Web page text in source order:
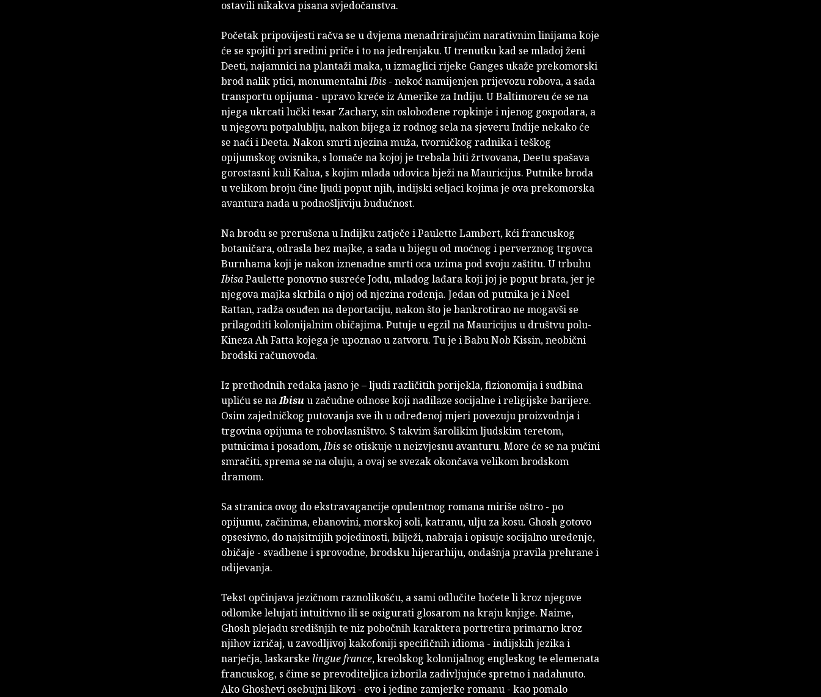
ostavili nikakva pisana svjedočanstva.
Početak pripovijesti račva se u dvjema menadrirajućim narativnim linijama koje
će se spojiti pri sredini priče i to na jedrenjaku. U trenutku kad se mladoj ženi
Deeti, najamnici na plantaži maka, u izmaglici rijeke Ganges ukaže prekomorski
brod nalik ptici, monumentalniIbis - nekoć namijenjen prijevozu robova, a sada
transportu opijuma - upravo kreće iz Amerike za Indiju. U Baltimoreu će se na
njega ukrcati lučki tesar Zachary, sin oslobođene ropkinje i njenog gospodara, a
u njegovu potpalublju, nakon bijega iz rodnog sela na sjeveru Indije nekako će
se naći i Deeta. Nakon smrti njezina muža, tvorničkog radnika i teškog
opijumskog ovisnika, s lomače na kojoj je trebala biti žrtvovana, Deetu spašava
gorostasni kuli Kalua, s kojim mlada udovica bježi na Mauricijus. Putnike broda
u velikom broju čine ljudi poput njih, indijski seljaci kojima je ova prekomorska
avantura nada u podnošljiviju budućnost.
Na brodu se prerušena u Indijku zatječe i Paulette Lambert, kći francuskog
botaničara, odrasla bez majke, a sada u bijegu od moćnog i perverznog trgovca
Burnhama koji je nakon iznenadne smrti oca uzima pod svoju zaštitu. U trbuhu
IbisaPaulette ponovno susreće Jodu, mladog lađara koji joj je poput brata, jer je
njegova majka skrbila o njoj od njezina rođenja. Jedan od putnika je i Neel
Rattan, radža osuđen na deportaciju, nakon što je bankrotirao ne mogavši se
prilagoditi kolonijalnim običajima. Putuje u egzil na Mauricijus u društvu polu-
Kineza Ah Fatta kojega je upoznao u zatvoru. Tu je i Babu Nob Kissin, neobični
brodski računovođa.
Iz prethodnih redaka jasno je – ljudi različitih porijekla, fizionomija i sudbina
upliću se naIbisuu začudne odnose koji nadilaze socijalne i religijske barijere.
Osim zajedničkog putovanja sve ih u određenoj mjeri povezuju proizvodnja i
trgovina opijuma te robovlasništvo. S takvim šarolikim ljudskim teretom,
putnicima i posadom,Ibis se otiskuje u neizvjesnu avanturu. More će se na pučini
smračiti, sprema se na oluju, a ovaj se svezak okončava velikom brodskom
dramom.
Sa stranica ovog do ekstravagancije opulentnog romana miriše oštro - po
opijumu, začinima, ebanovini, morskoj soli, katranu, ulju za kosu. Ghosh gotovo
opsesivno, do najsitnijih pojedinosti, bilježi, nabraja i opisuje socijalno uređenje,
običaje - svadbene i sprovodne, brodsku hijerarhiju, ondašnja pravila prehrane i
odijevanja.
Tekst opčinjava jezičnom raznolikošću, a sami odlučite hoćete li kroz njegove
odlomke lelujati intuitivno ili se osigurati glosarom na kraju knjige. Naime,
Ghosh plejadu središnjih te niz pobočnih karaktera portretira primarno kroz
njihov izričaj, u zavodljivoj kakofoniji specifičnih idioma - indijskih jezika i
narječja, laskarske lingue france, kreolskog kolonijalnog engleskog te elemenata
francuskog, s čime se prevoditeljica izborila zadivljujuće spretno i nadahnuto.
Ako Ghoshevi osebujni likovi - evo i jedine zamjerke romanu - kao pomalo